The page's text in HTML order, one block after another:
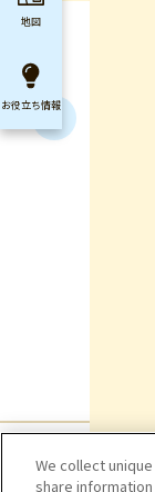
地図
お役立ち情報
We collect
share